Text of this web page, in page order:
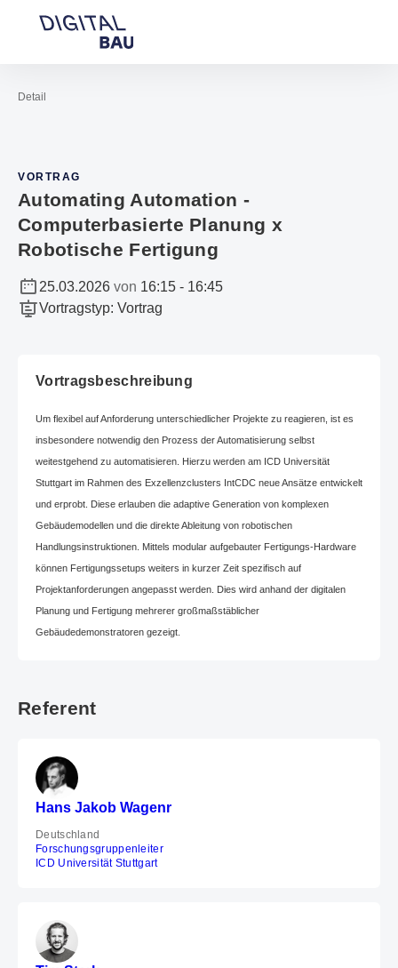
Navigation öffnen
Zur Startseite
Detail
VORTRAG
Automating Automation -
Computerbasierte Planung x
Robotische Fertigung
25.03.2026 von 16:15 - 16:45
Vortragstyp: Vortrag
Vortragsbeschreibung
Um flexibel auf Anforderung unterschiedlicher Projekte zu reagieren, ist es
insbesondere notwendig den Prozess der Automatisierung selbst
weitestgehend zu automatisieren. Hierzu werden am ICD Universität
Stuttgart im Rahmen des Exzellenzclusters IntCDC neue Ansätze entwickelt
und erprobt. Diese erlauben die adaptive Generation von komplexen
Gebäudemodellen und die direkte Ableitung von robotischen
Handlungsinstruktionen. Mittels modular aufgebauter Fertigungs-Hardware
können Fertigungssetups weiters in kurzer Zeit spezifisch auf
Projektanforderungen angepasst werden. Dies wird anhand der digitalen
Planung und Fertigung mehrerer großmaßstäblicher
Gebäudedemonstratoren gezeigt.
Referent
Hans Jakob Wagenr
Deutschland
Forschungsgruppenleiter
ICD Universität Stuttgart